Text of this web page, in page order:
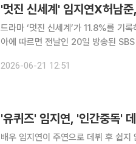
드라마 ‘멋진 신세계’가 11.8%를 기록하며 대단원의 막
아에 따르면 전날인 20일 방송된
가 비극적인 전생의 운명을 뒤바꾸고
2026-06-21 12:51
'유퀴즈' 임지연, '인간중독'
배우 임지연이 주연으로 데뷔 후 쉽지 않았던 시절을 털어